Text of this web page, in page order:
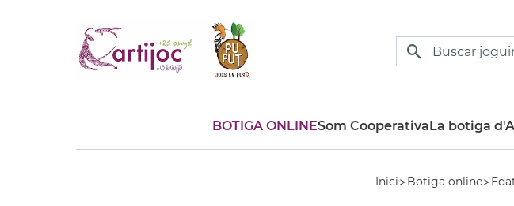
BOTIGA ONLINESom CooperativaLa botiga
Inici Botiga online